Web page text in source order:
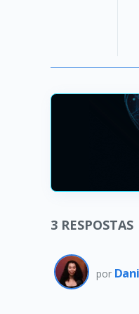
3 RESPOSTAS
por